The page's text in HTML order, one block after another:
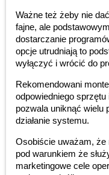
Ważne też żeby nie
fajne, ale
dostarczanie
opcje utrudniają to
wyłączyć i wrócić do
Rekomendowani
odpowiedniego
pozwala uniknąć wielu
działanie systemu.
Osobiście uważam, że
pod warunkiem że
marketingowe cele